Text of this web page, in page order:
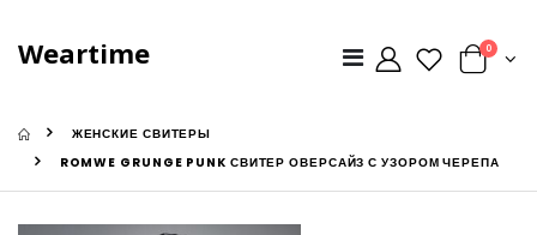
Weartime 0
ЖЕНСКИЕ СВИТЕРЫ
ROMWE GRUNGE PUNK СВИТЕР ОВЕРСАЙЗ С УЗОРОМ ЧЕРЕПА